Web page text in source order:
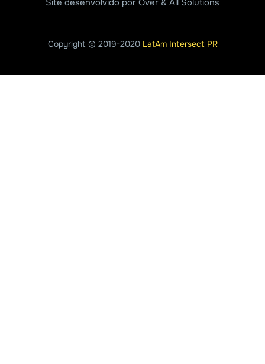
Site desenvolvido por Over & All Solutions
Copyright © 2019-2020 LatAm Intersect PR